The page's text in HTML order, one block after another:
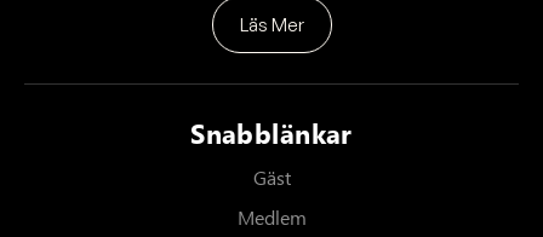
Läs Mer
Snabblänkar
Gäst
Medlem